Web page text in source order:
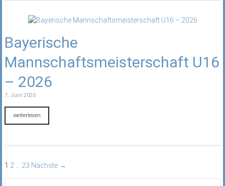
Bayerische
Mannschaftsmeisterschaft U16
– 2026
7. Juni 2026
weiterlesen
1 2 23 Nächste →